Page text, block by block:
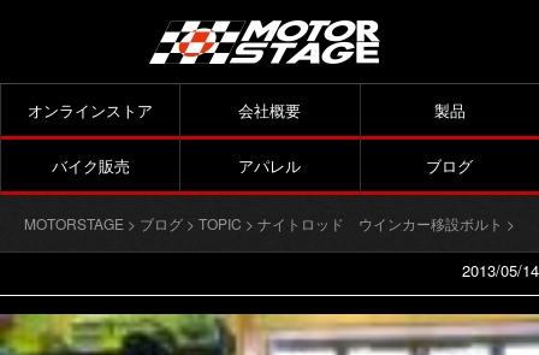
オンラインストア 会社概要 製品
バイク販売 アパレル ブログ
MOTORSTAGE > ブログ > TOPIC > ナイトロッド ウインカー移設ボルト >
2013/05/14